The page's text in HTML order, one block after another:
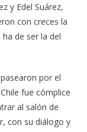
y Edel Suárez,
con creces la
de ser la del
por el
fue cómplice
al salón de
con su diálogo y